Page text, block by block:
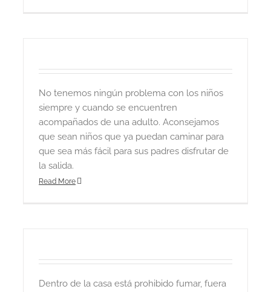
No tenemos ningún problema con los niños
siempre y cuando se encuentren
acompañados de una adulto. Aconsejamos
que sean niños que ya puedan caminar para
que sea más fácil para sus padres disfrutar de
la salida.
Read More
Dentro de la casa está prohibido fumar, fuera